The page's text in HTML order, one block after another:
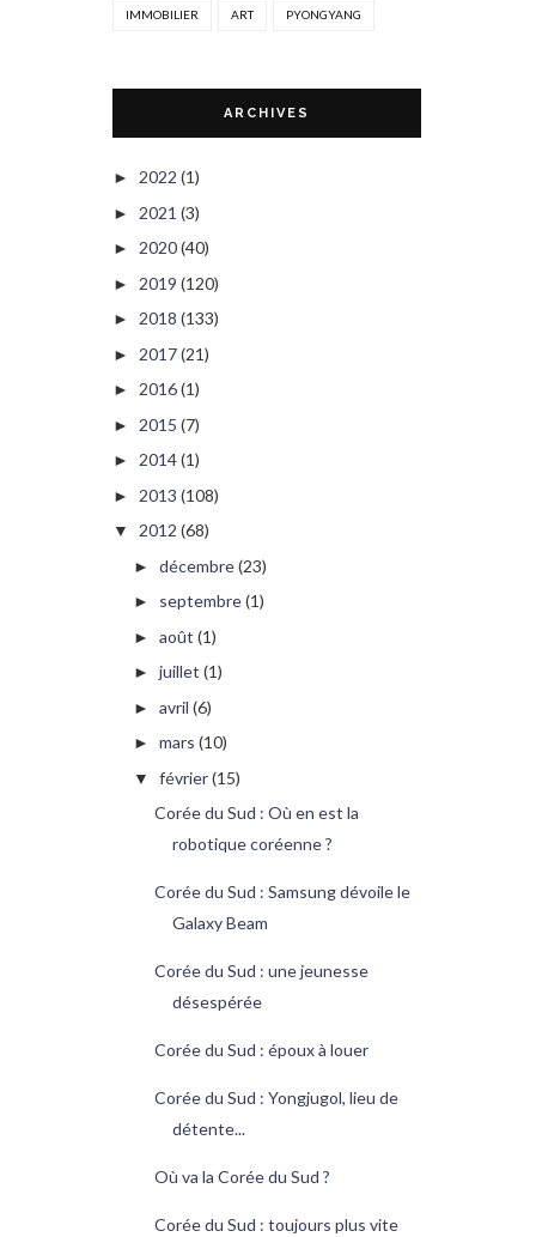
IMMOBILIER ART PYONGYANG
ARCHIVES
► 2022 (1)
► 2021 (3)
► 2020(40)
► 2019 (120)
► 2018 (133)
► 2017(21)
► 2016(1)
► 2015 (7)
► 2014(1)
► 2013 (108)
▼ 2012 (68)
► décembre(23)
► septembre(1)
► août (1)
► juillet (1)
► avril (6)
► mars (10)
▼ février(15)
Corée du Sud : Où en est la
robotique coréenne ?
Corée du Sud : Samsung dévoile le
Galaxy Beam
Corée du Sud : une jeunesse
désespérée
Corée du Sud : époux à louer
Corée du Sud : Yongjugol, lieu de
détente...
Où va la Corée du Sud ?
Corée du Sud : toujours plus vite